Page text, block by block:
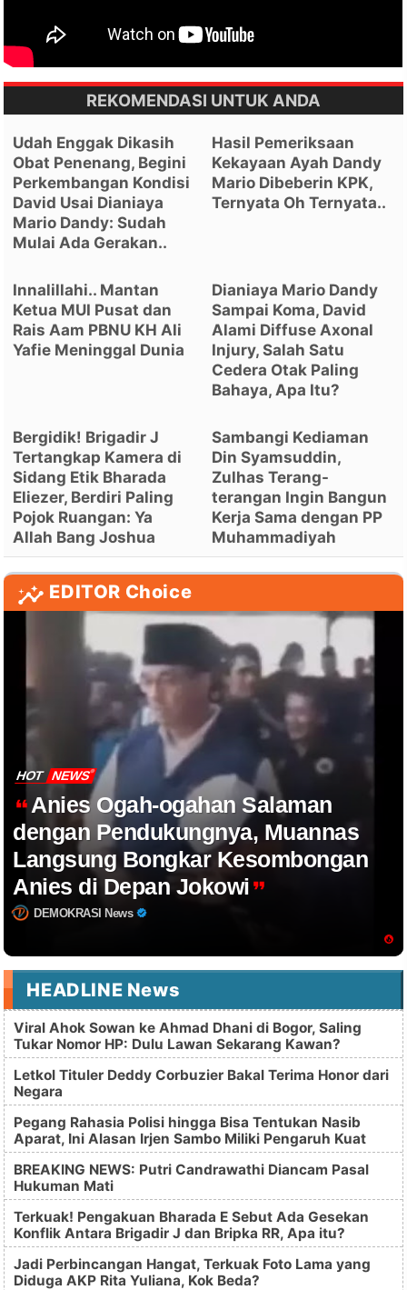
REKOMENDASI UNTUK ANDA
Udah Enggak Dikasih
Obat Penenang, Begini
Perkembangan Kondisi
David Usai Dianiaya
Mario Dandy: Sudah
Mulai Ada Gerakan..
Hasil Pemeriksaan
Kekayaan Ayah Dandy
Mario Dibeberin KPK,
Ternyata Oh Ternyata..
Innalillahi.. Mantan
Ketua MUI Pusat dan
Rais Aam PBNU KH Ali
Yafie Meninggal Dunia
Dianiaya Mario Dandy
Sampai Koma, David
Alami Diffuse Axonal
Injury, Salah Satu
Cedera Otak Paling
Bahaya, Apa Itu?
Bergidik! Brigadir J
Tertangkap Kamera di
Sidang Etik Bharada
Eliezer, Berdiri Paling
Pojok Ruangan: Ya
Allah Bang Joshua
Sambangi Kediaman
Din Syamsuddin,
Zulhas Terang-
terangan Ingin Bangun
Kerja Sama dengan PP
Muhammadiyah
EDITOR Choice
HOT NEWS
Anies Ogah-ogahan Salaman
dengan Pendukungnya, Muannas
Langsung Bongkar Kesombongan
Anies di Depan Jokowi
DEMOKRASI News
HEADLINE News
Viral Ahok Sowan ke Ahmad Dhani di Bogor, Saling
Tukar Nomor HP: Dulu Lawan Sekarang Kawan?
Letkol Tituler Deddy Corbuzier Bakal Terima Honor dari
Negara
Pegang Rahasia Polisi hingga Bisa Tentukan Nasib
Aparat, Ini Alasan Irjen Sambo Miliki Pengaruh Kuat
BREAKING NEWS: Putri Candrawathi Diancam Pasal
Hukuman Mati
Terkuak! Pengakuan Bharada E Sebut Ada Gesekan
Konflik Antara Brigadir J dan Bripka RR, Apa itu?
Jadi Perbincangan Hangat, Terkuak Foto Lama yang
Diduga AKP Rita Yuliana, Kok Beda?